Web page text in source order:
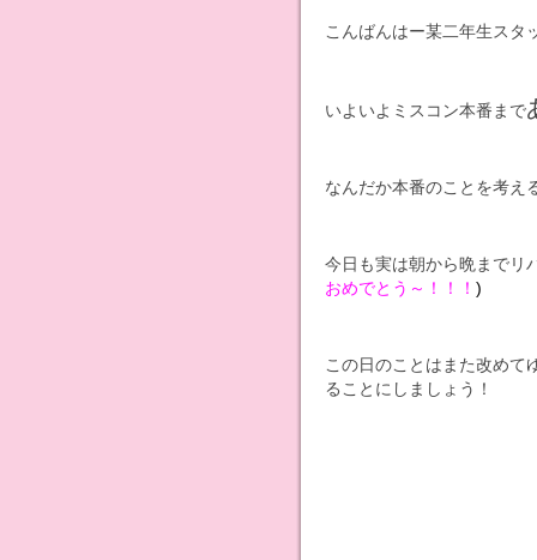
こんばんはー某二年生スタ
いよいよミスコン本番まで
なんだか本番のことを考え
今日も実は朝から晩までリ
おめでとう～！！！ )
この日のことはまた改めて
ることにしましょう！